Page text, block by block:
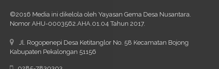
©2016 Media ini dikelola oleh Yayasan Gema Desa Nusantara.
Nomor AHU-0003562.AHA.01.04 Tahun 2017.
Jl. Rogopenepi Desa Ketitanglor No. 58 Kecamatan Bojong
Kabupaten Pekalongan 51156